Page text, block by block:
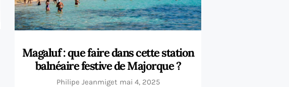
Magaluf : que faire dans cette station
balnéaire festive de Majorque ?
Philipe Jeanmiget mai 4, 2025